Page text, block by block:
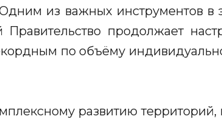
из важных инструментов в
Правительство продолжает
по объёму
развитию территорий,